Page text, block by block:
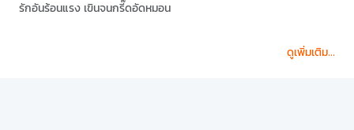
รักอันร้อนแรง เขินจนกรี๊ดอัดหมอน
ดูเพิ่มเติม...